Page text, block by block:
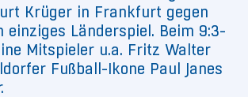
Krüger in Frankfurt gegen
einziges Länderspiel. Beim 9:3-
Mitspieler u.a. Fritz Walter
Fußball-Ikone Paul Janes